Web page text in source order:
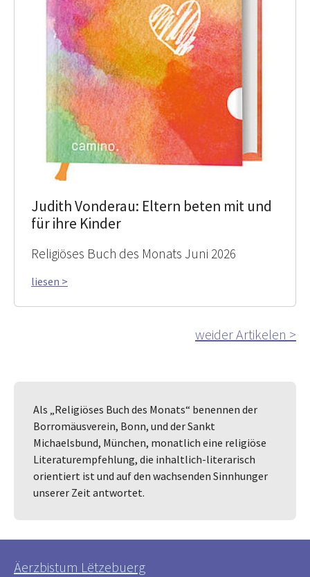
Judith Vonderau: Eltern beten mit und
für ihre Kinder
Religiöses Buch des Monats Juni 2026
liesen >
weider Artikelen >
Als „Religiöses Buch des Monats“ benennen der
Borromäusverein, Bonn, und der Sankt
Michaelsbund, München, monatlich eine religiöse
Literaturempfehlung, die inhaltlich-literarisch
orientiert ist und auf den wachsenden Sinnhunger
unserer Zeit antwortet.
Äerzbistum Lëtzebuerg